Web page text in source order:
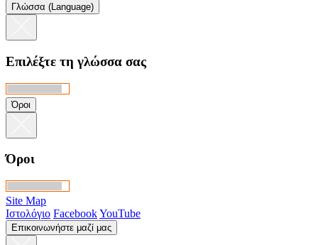
Γλώσσα (Language)
Επιλέξτε τη γλώσσα σας
Όροι
Όροι
Site Map
Ιστολόγιο FacebookYouTube
Επικοινωνήστε μαζί μας